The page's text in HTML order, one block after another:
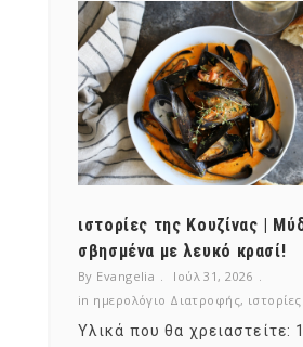
ιστορίες της Κουζίνας |
σβησμένα με λευκό κρασί!
By Evangelia
Ιούλ 31, 2026
in ημερολόγιο Διατροφής,
Υλικά που θα χρειαστείτε: